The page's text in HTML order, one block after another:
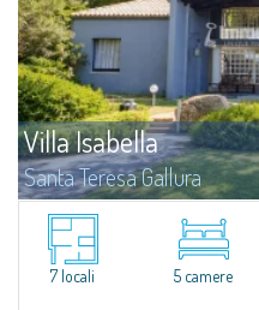
Villa Isabella
Santa Teresa Gallura
Tenuta panoramica con affaccio
una posizione privilegiata che
distingue per l'eccezionale
7 locali 5 camere